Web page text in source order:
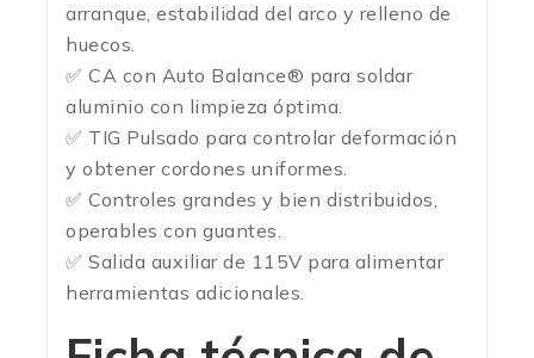
arranque, estabilidad del arco y relleno de
huecos.
✅ CA con Auto Balance® para soldar
aluminio con limpieza óptima.
✅ TIG Pulsado para controlar deformación
y obtener cordones uniformes.
✅ Controles grandes y bien distribuidos,
operables con guantes.
✅ Salida auxiliar de 115V para alimentar
herramientas adicionales.